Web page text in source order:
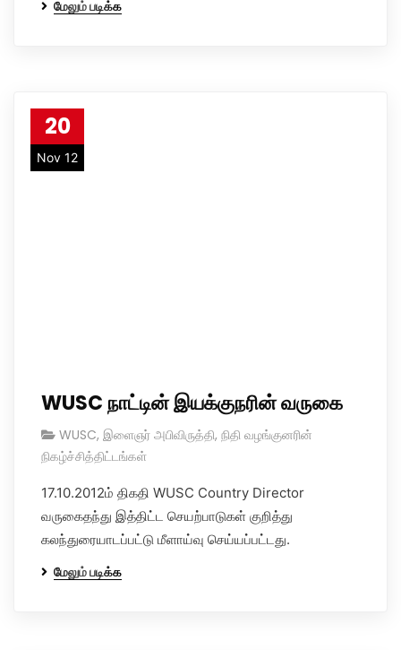
மேலும் படிக்க
20
Nov 12
WUSC நாட்டின் இயக்குநரின் வருகை
WUSC, இளைஞர் அபிவிருத்தி, நிதி வழங்குனரின்
நிகழ்ச்சித்திட்டங்கள்
17.10.2012ம் திகதி WUSC Country Director
வருகைதந்து இத்திட்ட செயற்பாடுகள் குறித்து
கலந்துரையாடப்பட்டு மீளாய்வு செய்யப்பட்டது.
மேலும் படிக்க